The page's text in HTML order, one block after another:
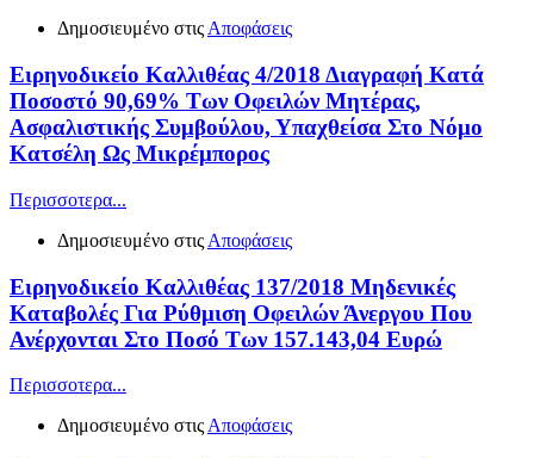
Δημοσιευμένο στιςΑποφάσεις
Ειρηνοδικείο Καλλιθέας 4/2018 Διαγραφή Κατά
Ποσοστό 90,69% Των Οφειλών Μητέρας,
Ασφαλιστικής Συμβούλου, Υπαχθείσα Στο Νόμο
Κατσέλη Ως Μικρέμπορος
Περισσοτερα...
Δημοσιευμένο στις Αποφάσεις
Ειρηνοδικείο Καλλιθέας 137/2018 Μηδενικές
Καταβολές Για Ρύθμιση Οφειλών Άνεργου Που
Ανέρχονται Στο Ποσό Των 157.143,04 Ευρώ
Περισσοτερα...
Δημοσιευμένο στις Αποφάσεις